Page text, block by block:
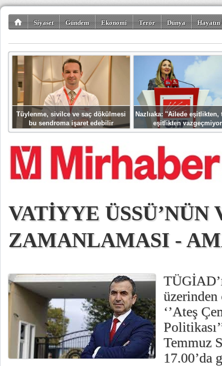
Siyaset Gündem Ekonomi Terör Dünya
Tüylenme, sivilce ve saç dökülmesi
bu sendroma işaret edebilir
Nazlıaka: ''Ailede eşitlikten,
eşitlikten
VATİYYE ÜSSÜ’NÜN
ZAMANLAMASI -
‘’Ateş
Temmuz
17.00’da